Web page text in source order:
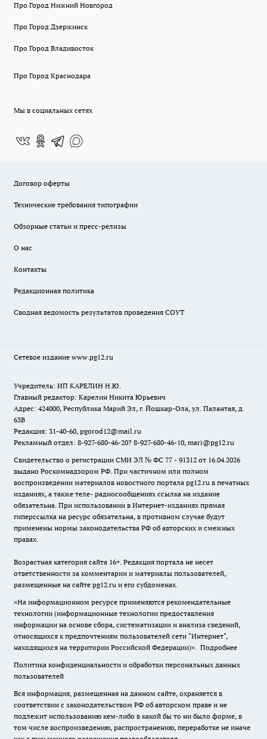
Про Город Нижний Новгород
Про Город Дзержинск
Про Город Владивосток
Про Город Краснодара
Мы в социальных сетях
Договор оферты
Технические требования типографии
Обзорные статьи и пресс-релизы
О нас
Контакты
Редакционная политика
Сводная ведомость результатов проведения СОУТ
Сетевое издание www.pg12.ru
Учредитель: ИП КАРЕЛИН Н.Ю.
Главный редактор: Карелин Никита Юрьевич
Адрес: 424000, Республика Марий Эл, г. Йошкар-Ола, ул. Палантая, д.
63В
Редакция: 31-40-60, pgorod12@mail.ru
Рекламный отдел: 8-927-680-46-20? 8-927-680-46-10, mari@pg12.ru
Свидетельство о регистрации СМИ ЭЛ № ФС 77 - 91312 от 16.04.2026
выдано Роскомнадзором РФ. При частичном или полном
воспроизведении материалов новостного портала pg12.ru в печатных
изданиях, а также теле- радиосообщениях ссылка на издание
обязательна. При использовании в Интернет-изданиях прямая
гиперссылка на ресурс обязательна, в противном случае будут
применены нормы законодательства РФ об авторских и смежных
правах.
Возрастная категория сайта 16+. Редакция портала не несет
ответственности за комментарии и материалы пользователей,
размещенные на сайте pg12.ru и его субдоменах.
«На информационном ресурсе применяются рекомендательные
технологии (информационные технологии предоставления
информации на основе сбора, систематизации и анализа сведений,
относящихся к предпочтениям пользователей сети "Интернет",
находящихся на территории Российской Федерации)». Подробнее
Политика конфиденциальности и обработки персональных данных
пользователей
Вся информация, размещенная на данном сайте, охраняется в
соответствии с законодательством РФ об авторском праве и не
подлежит использованию кем-либо в какой бы то ни было форме, в
том числе воспроизведению, распространению, переработке не иначе